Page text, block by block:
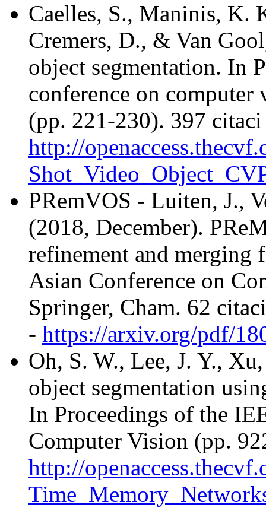
Caelles, S., Maninis, K.
Cremers, D., & Van
object segmentation. In
conference on
(pp. 221-230). 397
http://
PRemVOS - Luiten, J.,
(2018, December).
refinement and merging
Asian Conference on
Springer, Cham. 62
- https://arxiv.org/pdf/
Oh, S. W., Lee, J. Y.,
object segmentation
In Proceedings of the
Computer Vision (pp.
http://